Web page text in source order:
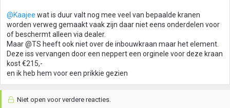
e
n
:
@Kaajee wat is duur valt nog mee veel van bepaalde kranen
worden verweg gemaakt vaak zijn daar niet eens onderdelen voor
of beschermt alleen via dealer.
Maar @TS heeft ook niet over de inbouwkraan maar het element.
Deze iss vervangen door een neppert een orginele voor deze kraan
kost €215,-
en ik heb hem voor een prikkie gezien
Niet open voor verdere reacties.